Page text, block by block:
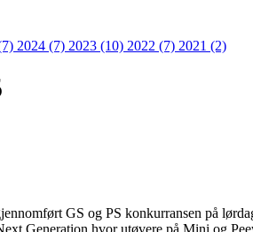
2024 (7) 2023 (10) 2022 (7) 2021 (2)
GS og PS konkurransen på
Generation hvor utøvere på Mini og